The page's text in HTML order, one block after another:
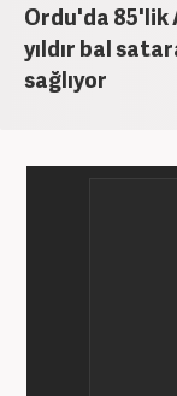
Ordu'da 85'lik
yıldır bal
sağlıyor